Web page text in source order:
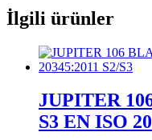
İlgili ürünler
JUPITER
S3 EN ISO